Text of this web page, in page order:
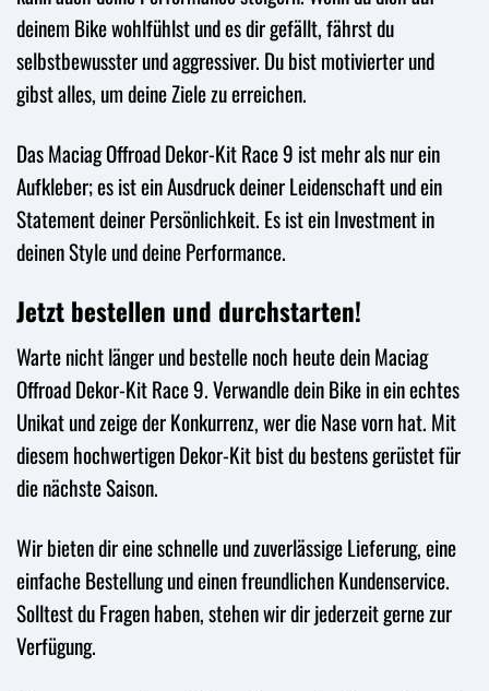
deinem Bike wohlfühlst und es dir gefällt, fährst du
selbstbewusster und aggressiver. Du bist motivierter und
gibst alles, um deine Ziele zu erreichen.
Das Maciag Offroad Dekor-Kit Race 9 ist mehr als nur ein
Aufkleber; es ist ein Ausdruck deiner Leidenschaft und ein
Statement deiner Persönlichkeit. Es ist ein Investment in
deinen Style und deine Performance.
Jetzt bestellen und durchstarten!
Warte nicht länger und bestelle noch heute dein Maciag
Offroad Dekor-Kit Race 9. Verwandle dein Bike in ein echtes
Unikat und zeige der Konkurrenz, wer die Nase vorn hat. Mit
diesem hochwertigen Dekor-Kit bist du bestens gerüstet für
die nächste Saison.
Wir bieten dir eine schnelle und zuverlässige Lieferung, eine
einfache Bestellung und einen freundlichen Kundenservice.
Solltest du Fragen haben, stehen wir dir jederzeit gerne zur
Verfügung.